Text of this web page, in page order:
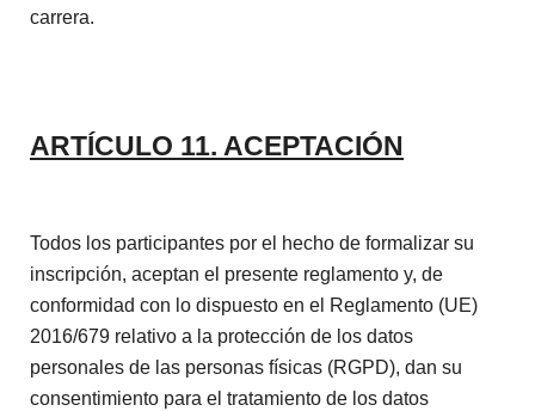
carrera.
ARTÍCULO 11. ACEPTACIÓN
Todos los participantes por el hecho de formalizar su
inscripción, aceptan el presente reglamento y, de
conformidad con lo dispuesto en el Reglamento (UE)
2016/679 relativo a la protección de los datos
personales de las personas físicas (RGPD), dan su
consentimiento para el tratamiento de los datos